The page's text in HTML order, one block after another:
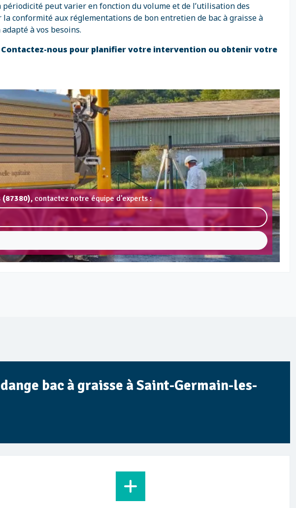
peut varier en fonction du volume et de l’utilisation des
conformité aux réglementations de bon entretien de bac à graisse à
à vos besoins.
Contactez-nous pour planifier votre intervention ou obtenir votre
contactez notre équipe d'experts :
bac à graisse à Saint-Germain-les-